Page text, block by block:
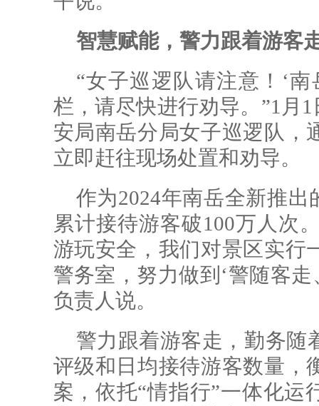
智慧赋能，警力跟着游客
“女子巡逻队请注意！‘
栏，请尽快进行劝导。”1月
安局南岳分局女子巡逻队，
立即赶往现场处置和劝导。
作为2024年南岳全新推出
累计接待游客破100万人次
游玩安全，我们对景区实行
警务室，努力做到‘警随客
负责人说。
警力跟着游客走，勤务随
评级和日均接待游客数量，
案，依托“情指行”一体化运